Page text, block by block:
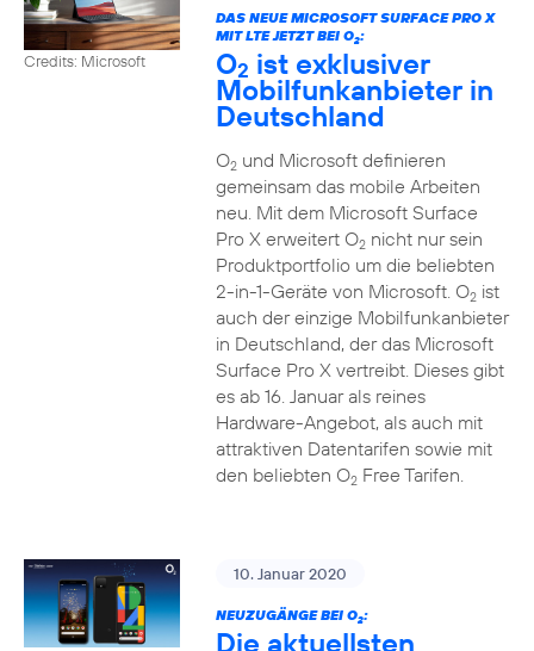
Credits: Microsoft
DAS NEUE MICROSOFT SURFACE PRO X
MIT LTE JETZT BEI O2:
O2 ist exklusiver
Mobilfunkanbieter in
Deutschland
O2und Microsoft definieren
gemeinsam das mobile Arbeiten
neu. Mit dem Microsoft Surface
Pro X erweitert O2nicht nur sein
Produktportfolio um die beliebten
2-in-1-Geräte von Microsoft. O2ist
auch der einzige Mobilfunkanbieter
in Deutschland, der das Microsoft
Surface Pro X vertreibt. Dieses gibt
es ab 16. Januar als reines
Hardware-Angebot, als auch mit
attraktiven Datentarifen sowie mit
den beliebten O2Free Tarifen.
10. Januar 2020
NEUZUGÄNGE BEI O2:
Die aktuellsten